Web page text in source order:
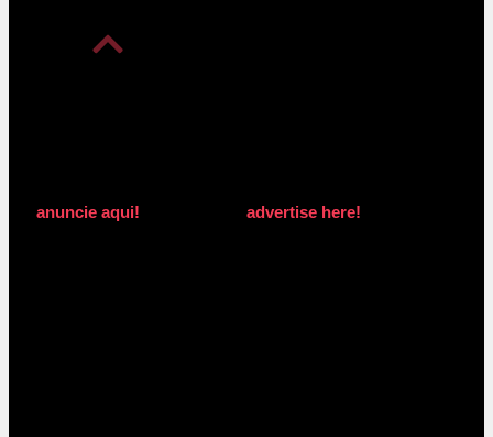
anuncie aqui! advertise here!